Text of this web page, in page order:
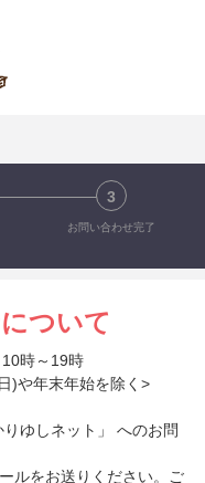
3
お問い合わせ完了
ついて
時～19時
)や年末年始を除く>
ゆしネット」 へのお問
ルをお送りください。ご